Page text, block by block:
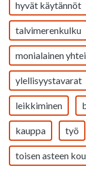
hyvät käytännöt
talvimerenkulku
monialainen
ylellisyystavarat
leikkiminen
kauppa työ
toisen asteen